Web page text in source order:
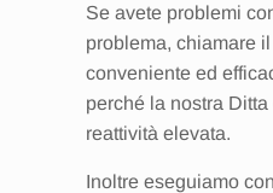
Se avete problemi
problema, chiamare
conveniente ed
perché la nostra
reattività elevata.
Inoltre eseguiamo